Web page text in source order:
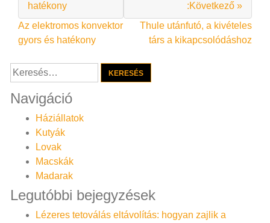
hatékony
:Következő »
Bejegyzés
navigáció
Az elektromos konvektor
gyors és hatékony
Thule utánfutó, a kivételes
társ a kikapcsolódáshoz
Keresés:
Navigáció
Háziállatok
Kutyák
Lovak
Macskák
Madarak
Legutóbbi bejegyzések
Lézeres tetoválás eltávolítás: hogyan zajlik a